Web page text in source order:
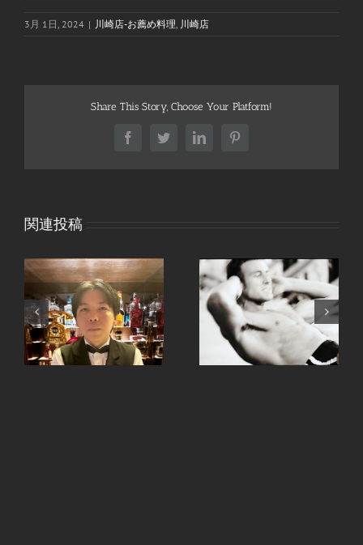
3月 1日, 2024 | 川崎店-お薦め料理 川崎店
Share This Story, Choose Your Platform!
FacebookTwitterLinkedInPinterest
関連投稿
継続は力なり。
手ピカジェルととうも
ろこし